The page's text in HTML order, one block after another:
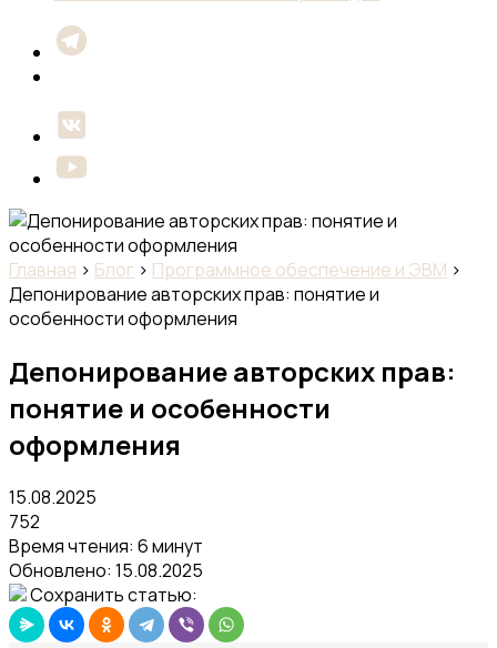
Главная › Блог › Программное обеспечение и ЭВМ ›
Депонирование авторских прав: понятие и
особенности оформления
Депонирование авторских прав:
понятие и особенности
оформления
15.08.2025
752
Время чтения: 6 минут
Обновлено: 15.08.2025
Сохранить статью: